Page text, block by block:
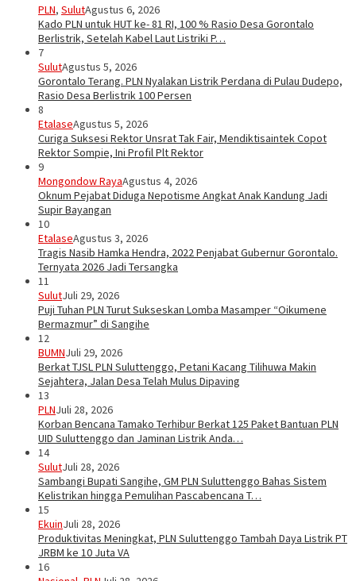
PLN, SulutAgustus 6, 2026
Kado PLN untuk HUT ke- 81 RI, 100 % Rasio Desa Gorontalo
Berlistrik, Setelah Kabel Laut Listriki P…
7
SulutAgustus 5, 2026
Gorontalo Terang. PLN Nyalakan Listrik Perdana di Pulau Dudepo,
Rasio Desa Berlistrik 100 Persen
8
EtalaseAgustus 5, 2026
Curiga Suksesi Rektor Unsrat Tak Fair, Mendiktisaintek Copot
Rektor Sompie, Ini Profil Plt Rektor
9
Mongondow RayaAgustus 4, 2026
Oknum Pejabat Diduga Nepotisme Angkat Anak Kandung Jadi
Supir Bayangan
10
EtalaseAgustus 3, 2026
Tragis Nasib Hamka Hendra, 2022 Penjabat Gubernur Gorontalo.
Ternyata 2026 Jadi Tersangka
11
SulutJuli 29, 2026
Puji Tuhan PLN Turut Sukseskan Lomba Masamper “Oikumene
Bermazmur” di Sangihe
12
BUMNJuli 29, 2026
Berkat TJSL PLN Suluttenggo, Petani Kacang Tilihuwa Makin
Sejahtera, Jalan Desa Telah Mulus Dipaving
13
PLNJuli 28, 2026
Korban Bencana Tamako Terhibur Berkat 125 Paket Bantuan PLN
UID Suluttenggo dan Jaminan Listrik Anda…
14
SulutJuli 28, 2026
Sambangi Bupati Sangihe, GM PLN Suluttenggo Bahas Sistem
Kelistrikan hingga Pemulihan Pascabencana T…
15
EkuinJuli 28, 2026
Produktivitas Meningkat, PLN Suluttenggo Tambah Daya Listrik PT
JRBM ke 10 Juta VA
16